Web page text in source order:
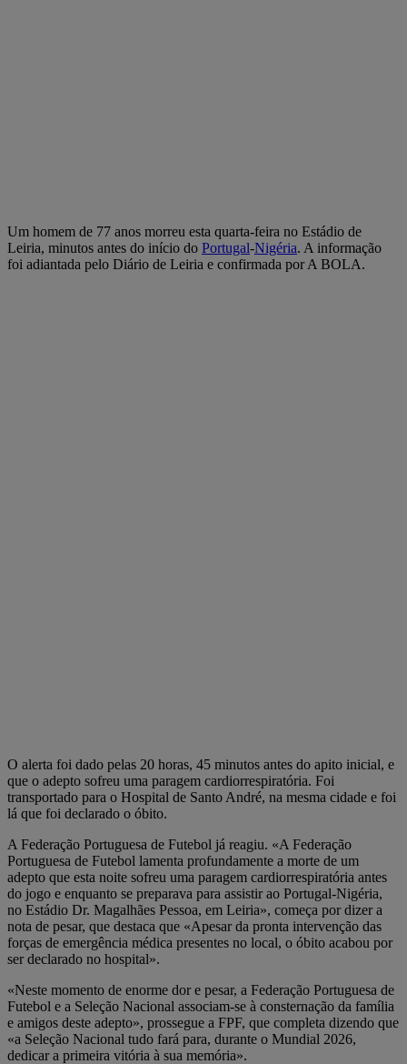
Um homem de 77 anos morreu esta quarta-feira no Estádio de
Leiria, minutos antes do início do Portugal-Nigéria. A informação
foi adiantada pelo Diário de Leiria e confirmada por A BOLA.
O alerta foi dado pelas 20 horas, 45 minutos antes do apito inicial, e
que o adepto sofreu uma paragem cardiorrespiratória. Foi
transportado para o Hospital de Santo André, na mesma cidade e foi
lá que foi declarado o óbito.
A Federação Portuguesa de Futebol já reagiu. «A Federação
Portuguesa de Futebol lamenta profundamente a morte de um
adepto que esta noite sofreu uma paragem cardiorrespiratória antes
do jogo e enquanto se preparava para assistir ao Portugal-Nigéria,
no Estádio Dr. Magalhães Pessoa, em Leiria», começa por dizer a
nota de pesar, que destaca que «Apesar da pronta intervenção das
forças de emergência médica presentes no local, o óbito acabou por
ser declarado no hospital».
«Neste momento de enorme dor e pesar, a Federação Portuguesa de
Futebol e a Seleção Nacional associam-se à consternação da família
e amigos deste adepto», prossegue a FPF, que completa dizendo que
«a Seleção Nacional tudo fará para, durante o Mundial 2026,
dedicar a primeira vitória à sua memória».